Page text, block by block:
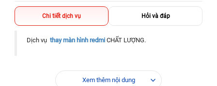
Chi tiết dịch vụ Hỏi và đáp
Dịch vụ thay màn hình redmi CHẤT LƯỢNG.
Xem thêm nội dung